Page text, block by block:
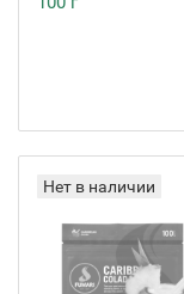
Нет в наличии